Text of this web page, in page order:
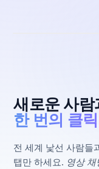
새로운 사
한 번의 클릭
전 세계 낯선 사람들
탭만 하세요. 영상